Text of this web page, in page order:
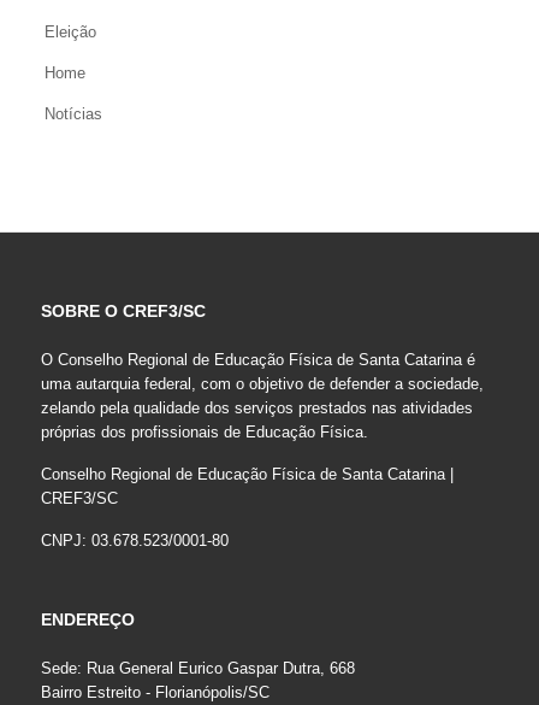
Eleição
Home
Notícias
SOBRE O CREF3/SC
O Conselho Regional de Educação Física de Santa Catarina é
uma autarquia federal, com o objetivo de defender a sociedade,
zelando pela qualidade dos serviços prestados nas atividades
próprias dos profissionais de Educação Física.
Conselho Regional de Educação Física de Santa Catarina |
CREF3/SC
CNPJ: 03.678.523/0001-80
ENDEREÇO
Sede: Rua General Eurico Gaspar Dutra, 668
Bairro Estreito - Florianópolis/SC